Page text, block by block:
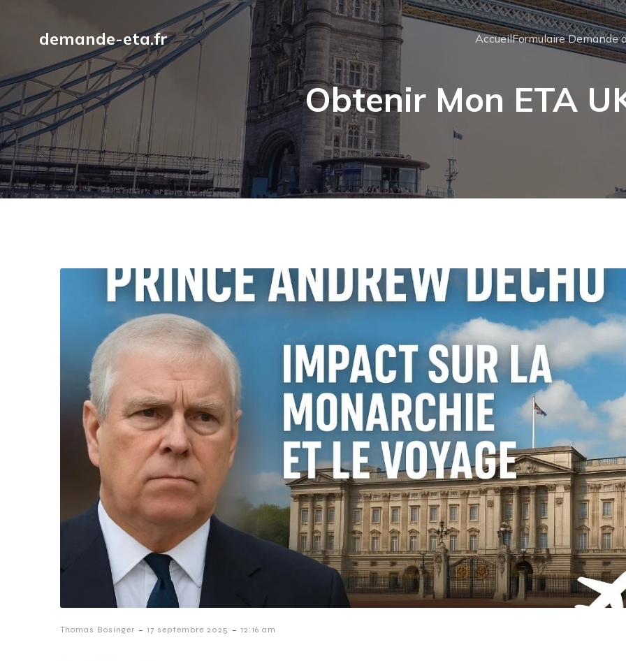
demande-eta.fr AccueilFormulaire Demande
Obtenir Mon ETA
Thomas Bosinger - 17 septembre 2025 - 12:16 am